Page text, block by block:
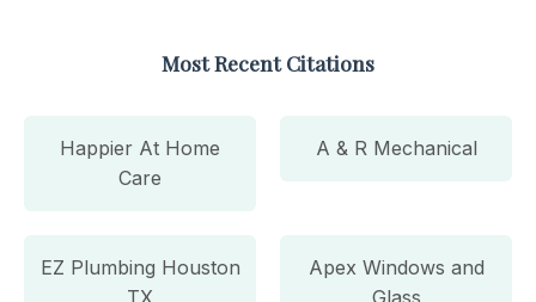
Most Recent Citations
Happier At Home
Care
A & R Mechanical
EZ Plumbing Houston
TX
Apex Windows and
Glass